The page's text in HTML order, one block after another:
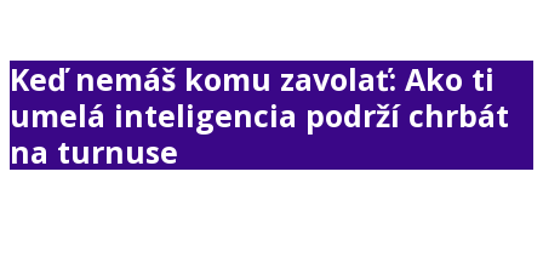
Keď nemáš komu zavolať: Ako ti
umelá inteligencia podrží chrbát
na turnuse